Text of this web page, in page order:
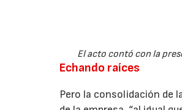
El acto contó con la
Echando raíces
Pero la consolidación